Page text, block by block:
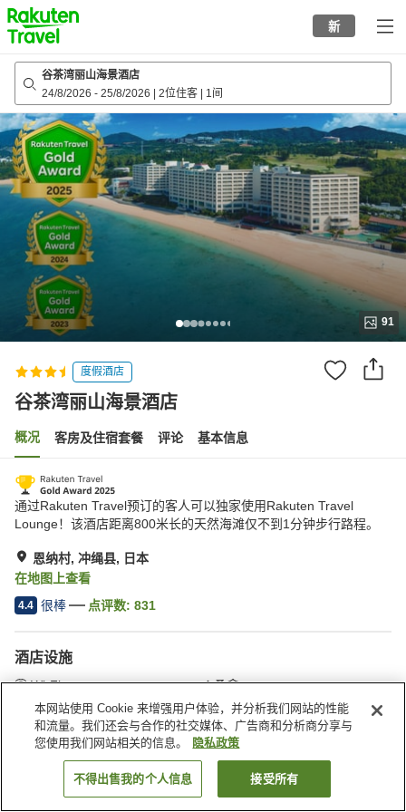
to
top
page
新
谷茶湾丽山海景酒店
24/8/2026 - 25/8/2026 2位住客 1间
91
度假酒店
谷茶湾丽山海景酒店
概况 客房及住宿套餐 评论 基本信息
通过Rakuten Travel预订的客人可以独家使用Rakuten Travel
Lounge！该酒店距离800米长的天然海滩仅不到1分钟步行路程。
恩纳村, 冲绳县, 日本
在地图上查看
4.4 很棒 点评数: 831
酒店设施
Wi-Fi
桑拿
SPA/美容院
健身房
首页 日本 冲绳县 恩纳村 谷茶湾丽山海景酒店
搜索客房
本网站使用 Cookie 来增强用户体验，并分析我们网站的性能
和流量。我们还会与合作的社交媒体、广告商和分析商分享与
您使用我们网站相关的信息。
隐私政策
不得出售我的个人信息 接受所有